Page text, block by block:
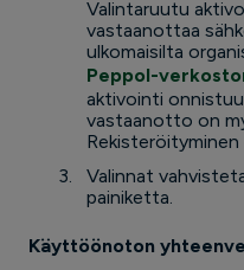
Valintaruutu
vastaanottaa
ulkomaisilta
Peppol-
aktivointi onnistuu
vastaanotto on
Valinnat
painiketta.
Käyttöönoton